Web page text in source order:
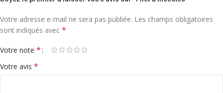
Votre adresse e-mail ne sera pas publiée. Les champs obligatoires
sont indiqués avec *
Votre note *
Votre avis *